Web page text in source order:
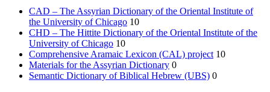
CAD – The Assyrian Dictionary of the Oriental Institute of
the University of Chicago 10
CHD – The Hittite Dictionary of the Oriental Institute of the
University of Chicago 10
Comprehensive Aramaic Lexicon (CAL) project 10
Materials for the Assyrian Dictionary 0
Semantic Dictionary of Biblical Hebrew (UBS) 0